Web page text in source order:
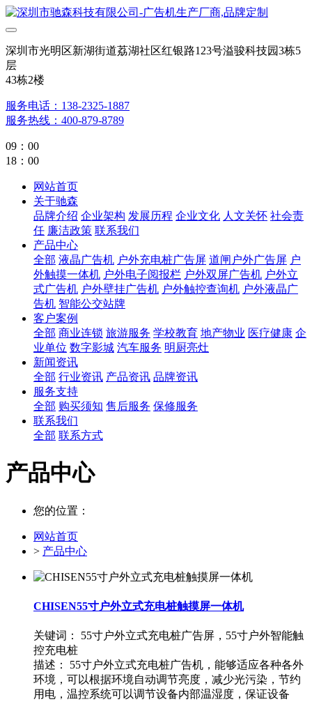
深圳市光明区新湖街道荔湖社区红银路123号溢骏科技园3栋5
层
43栋2楼
服务电话：138-2325-1887
服务热线：400-879-8789
09：00
18：00
网站首页
关于驰森
品牌介绍 企业架构 发展历程 企业文化 人文关怀 社会责
任 廉洁政策 联系我们
产品中心
全部 液晶广告机 户外充电桩广告屏 道闸户外广告屏 户
外触摸一体机 户外电子阅报栏 户外双屏广告机 户外立
式广告机 户外壁挂广告机 户外触控查询机 户外液晶广
告机 智能公交站牌
客户案例
全部 商业连锁 旅游服务 学校教育 地产物业 医疗健康 企
业单位 数字影城 汽车服务 明厨亮灶
新闻资讯
全部 行业资讯 产品资讯 品牌资讯
服务支持
全部 购买须知 售后服务 保修服务
联系我们
全部 联系方式
产品中心
您的位置：
网站首页
> 产品中心
CHISEN55寸户外立式充电桩触摸屏一体机
关键词：
55寸户外立式充电桩广告屏，55寸户外智能触
控充电桩
描述：
55寸户外立式充电桩广告机，能够适应各种各外
环境，可以根据环境自动调节亮度，减少光污染，节约
用电，温控系统可以调节设备内部温湿度，保证设备